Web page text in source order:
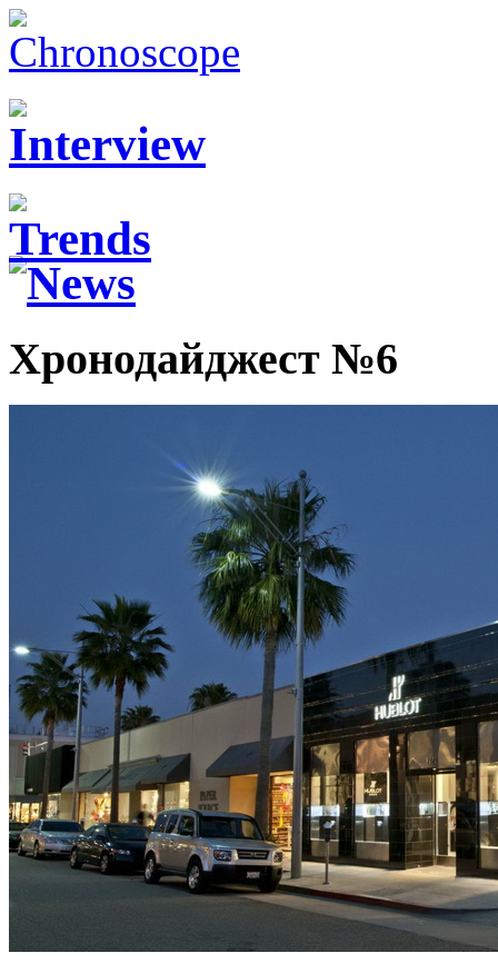
Хронодайджест №6